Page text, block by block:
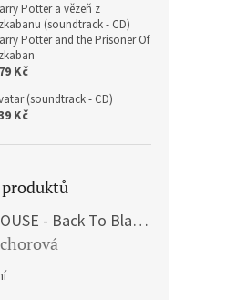
Potter a vězeň z
(soundtrack - CD)
Potter and the Prisoner Of
Kč
(soundtrack - CD)
Kč
AMY WINEHOUSE - Back To Black (LP)
je 5 z 5 hvězdiček.